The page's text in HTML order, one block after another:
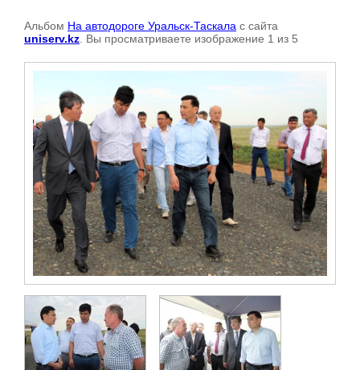
Альбом На автодороге Уральск-Таскала с сайта
uniserv.kz . Вы просматриваете изображение 1 из 5